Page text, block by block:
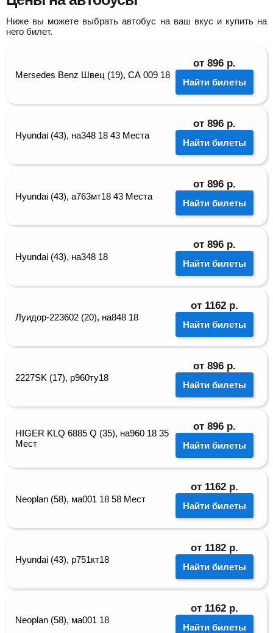
Ниже вы можете выбрать автобус на ваш вкус и купить на
него билет.
Mersedes Benz Швец (19), СА 009 18
от 896 р.
Найти билеты
Hyundai (43), на348 18 43 Места
от 896 р.
Найти билеты
Hyundai (43), а763мт18 43 Места
от 896 р.
Найти билеты
Hyundai (43), на348 18
от 896 р.
Найти билеты
Луидор-223602 (20), на848 18
от 1162 р.
Найти билеты
2227SK (17), р960ту18
от 896 р.
Найти билеты
HIGER KLQ 6885 Q (35), на960 18 35
Мест
от 896 р.
Найти билеты
Neoplan (58), ма001 18 58 Мест
от 1162 р.
Найти билеты
Hyundai (43), р751кт18
от 1182 р.
Найти билеты
Neoplan (58), ма001 18
от 1162 р.
Найти билеты